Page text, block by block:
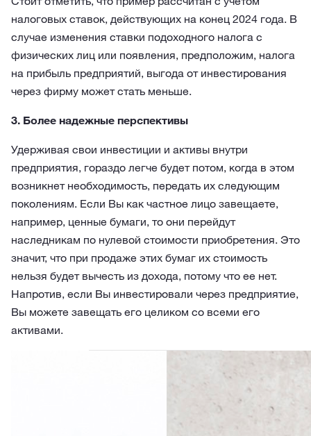
налоговых ставок, действующих на конец 2024 года. В
случае изменения ставки подоходного налога с
физических лиц или появления, предположим, налога
на прибыль предприятий, выгода от инвестирования
через фирму может стать меньше.
3. Более надежные перспективы
Удерживая свои инвестиции и активы внутри
предприятия, гораздо легче будет потом, когда в этом
возникнет необходимость, передать их следующим
поколениям. Если Вы как частное лицо завещаете,
например, ценные бумаги, то они перейдут
наследникам по нулевой стоимости приобретения. Это
значит, что при продаже этих бумаг их стоимость
нельзя будет вычесть из дохода, потому что ее нет.
Напротив, если Вы инвестировали через предприятие,
Вы можете завещать его целиком со всеми его
активами.